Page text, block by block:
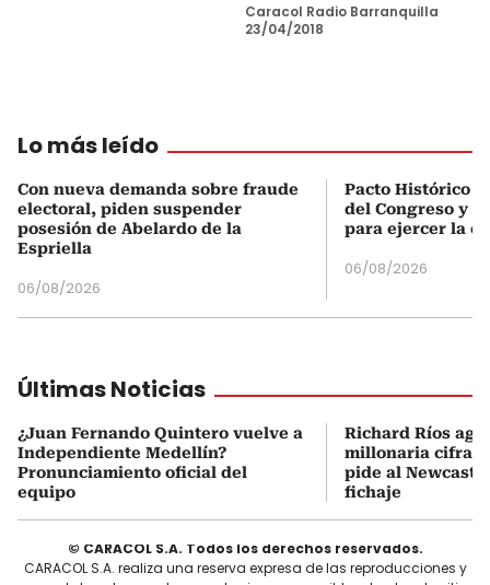
Caracol Radio Barranquilla
23/04/2018
Lo más leído
Con nueva demanda sobre fraude
electoral, piden suspender
posesión de Abelardo de la
Espriella
06/08/2026
Pacto Histórico
del Congreso y
para ejercer la
06/08/2026
Últimas Noticias
¿Juan Fernando Quintero vuelve a
Independiente Medellín?
Pronunciamiento oficial del
equipo
Richard Ríos
millonaria cifra
pide al
fichaje
© CARACOL S.A. Todos los derechos reservados.
CARACOL S.A. realiza una reserva expresa de las reproducciones y